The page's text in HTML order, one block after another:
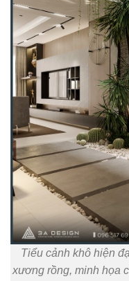
Tiểu cảnh khô hiện
xương rồng, minh họa